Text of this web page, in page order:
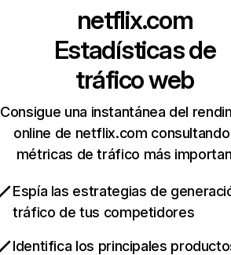
netflix.com
Estadísticas de
tráfico web
Consigue una instantánea del
online de netflix.com
métricas de tráfico más
Espía las estrategias de
tráfico de tus competidores
Identifica los principales